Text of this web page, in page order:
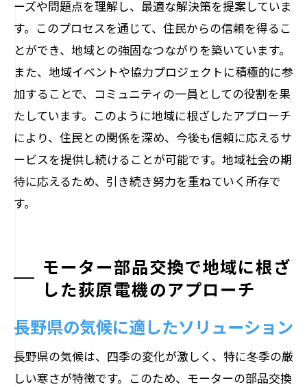
ーズや問題点を理解し、最適な解決策を提案していま
す。このプロセスを通じて、住民からの信頼を得るこ
とができ、地域との強固なつながりを築いています。
また、地域イベントや協力プロジェクトに積極的に参
加することで、コミュニティの一員としての役割を果
たしています。このように地域に根ざしたアプローチ
により、住民との関係を深め、今後も信頼に応えるサ
ービスを提供し続けることが可能です。地域社会の期
待に応えるため、引き続き努力を重ねていく所存で
す。
モーター部品交換で地域に根ざ
した荻原電機のアプローチ
長野県の気候に適したソリューション
長野県の気候は、四季の変化が激しく、特に冬季の厳
しい寒さが特徴です。このため、モーターの部品交換